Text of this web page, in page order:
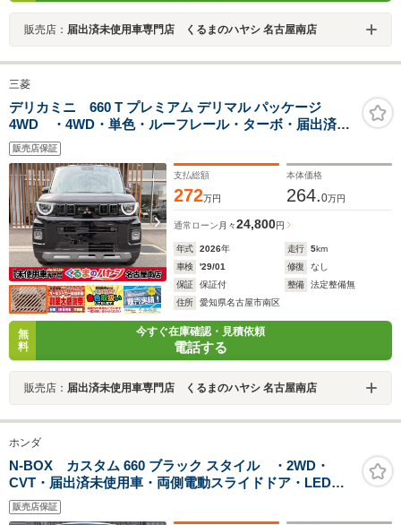
販売店： 届出済未使用車専門店 くるまのハヤシ 名古屋南店
三菱
デリカミニ 660 T プレミアム デリマル パッケージ
4WD ・4WD・単色・ルーフレール・ターボ・届出済未
使用車・12.3インチGooleディスプレイ・ETC2.0・前後
ドライブレコーダー・デジタルインナーミラー・アラウ
ンドモニター
販売店保証
支払総額
272万円
本体価格
264.0万円
通常ローン 月々24,800円
年式 2026年 走行 5km
車検
'29/01 修復
なし
保証
保証付 整備
法定整備無
住所
愛知県名古屋市南区
無
料
今すぐ在庫確認・見積依頼
電話する
販売店： 届出済未使用車専門店 くるまのハヤシ 名古屋南店
ホンダ
N-BOX カスタム 660 ブラック スタイル ・2WD・
CVT・届出済未使用車・両側電動スライドドア・LEDフ
ォグランプ・14インチアルミホイール・シートバックテ
ーブル・本革巻ハンドル・ブレーキホールド
販売店保証